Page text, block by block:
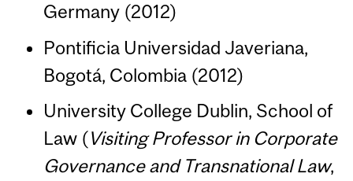
Germany (2012)
Pontificia Universidad Javeriana,
Bogotá, Colombia (2012)
University College Dublin, School of
Law (Visiting Professor in Corporate
Governance and Transnational Law,